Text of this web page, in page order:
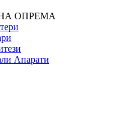
ОПРЕМА
Апарати